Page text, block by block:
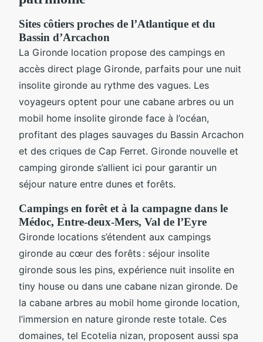
Sites côtiers proches de l’Atlantique et du
Bassin d’Arcachon
La Gironde location propose des campings en
accès direct plage Gironde, parfaits pour une nuit
insolite gironde au rythme des vagues. Les
voyageurs optent pour une cabane arbres ou un
mobil home insolite gironde face à l’océan,
profitant des plages sauvages du Bassin Arcachon
et des criques de Cap Ferret. Gironde nouvelle et
camping gironde s’allient ici pour garantir un
séjour nature entre dunes et forêts.
Campings en forêt et à la campagne dans le
Médoc, Entre-deux-Mers, Val de l’Eyre
Gironde locations s’étendent aux campings
gironde au cœur des forêts : séjour insolite
gironde sous les pins, expérience nuit insolite en
tiny house ou dans une cabane nizan gironde. De
la cabane arbres au mobil home gironde location,
l’immersion en nature gironde reste totale. Ces
domaines, tel Ecotelia nizan, proposent aussi spa